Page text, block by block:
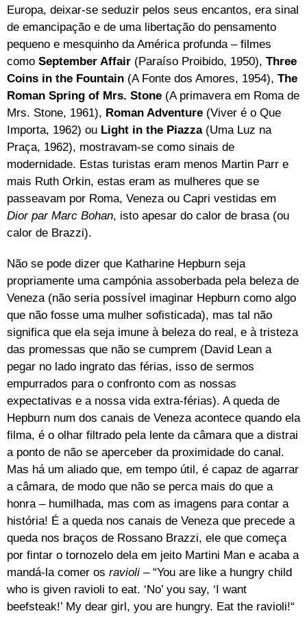
Europa, deixar-se seduzir pelos seus encantos, era sinal
de emancipação e de uma libertação do pensamento
pequeno e mesquinho da América profunda – filmes
como September Affair (Paraíso Proibido, 1950), Three
Coins in the Fountain (A Fonte dos Amores, 1954), The
Roman Spring of Mrs. Stone (A primavera em Roma de
Mrs. Stone, 1961), Roman Adventure (Viver é o Que
Importa, 1962) ou Light in the Piazza(Uma Luz na
Praça, 1962), mostravam-se como sinais de
modernidade. Estas turistas eram menos Martin Parr e
mais Ruth Orkin, estas eram as mulheres que se
passeavam por Roma, Veneza ou Capri vestidas em
Dior par Marc Bohan, isto apesar do calor de brasa (ou
calor de Brazzi).
Não se pode dizer que Katharine Hepburn seja
propriamente uma campónia assoberbada pela beleza de
Veneza (não seria possível imaginar Hepburn como algo
que não fosse uma mulher sofisticada), mas tal não
significa que ela seja imune à beleza do real, e à tristeza
das promessas que não se cumprem (David Lean a
pegar no lado ingrato das férias, isso de sermos
empurrados para o confronto com as nossas
expectativas e a nossa vida extra-férias). A queda de
Hepburn num dos canais de Veneza acontece quando ela
filma, é o olhar filtrado pela lente da câmara que a distrai
a ponto de não se aperceber da proximidade do canal.
Mas há um aliado que, em tempo útil, é capaz de agarrar
a câmara, de modo que não se perca mais do que a
honra – humilhada, mas com as imagens para contar a
história! É a queda nos canais de Veneza que precede a
queda nos braços de Rossano Brazzi, ele que começa
por fintar o tornozelo dela em jeito Martini Man e acaba a
mandá-la comer os ravioli – “You are like a hungry child
who is given ravioli to eat. ‘No’ you say, ‘I want
beefsteak!’ My dear girl, you are hungry. Eat the ravioli!“